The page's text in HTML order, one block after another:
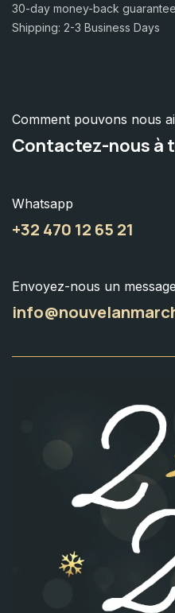
30-day money-back guarantee
Shipping: 2-3 Business Days
Comment pouvons nous
Contactez-nous à
Envoyez-nous un message
Whatsapp
+32 470 12 65 21